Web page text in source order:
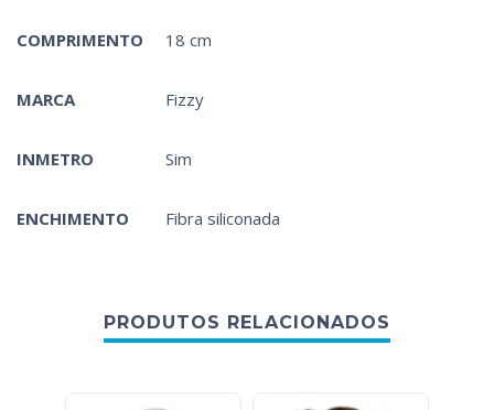
COMPRIMENTO 18 cm
MARCA Fizzy
INMETRO Sim
ENCHIMENTO Fibra siliconada
PRODUTOS RELACIONADOS